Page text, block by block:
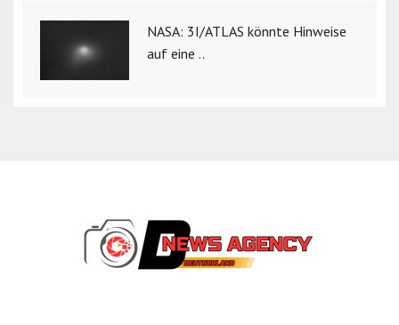
NASA: 3I/ATLAS könnte Hinweise
auf eine ..